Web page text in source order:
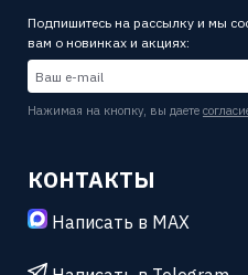
Подпишитесь на рассылку и мы
вам о новинках и акциях:
Нажимая на кнопку, вы даете
КОНТАКТЫ
Написать в MAX